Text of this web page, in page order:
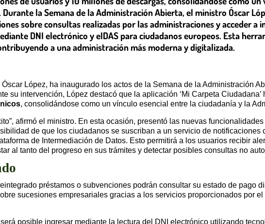
la Semana de la Administración Abierta, el ministro Óscar
sobre consultas realizadas por las administraciones y acceder a
DNI electrónico y eIDAS para ciudadanos europeos. Esta
a una administración más moderna y digitalizada.
López, ha inaugurado los actos de la Semana de la Administración
su intervención, López destacó que la aplicación ‘Mi Carpeta Ciudadana’
, consolidándose como un vínculo esencial entre la ciudadanía y la
afirmó el ministro. En esta ocasión, presentó las nuevas
de que los ciudadanos se suscriban a un servicio de notificaciones
de Intermediación de Datos. Esto permitirá a los usuarios recibir
al tanto del progreso en sus trámites y detectar posibles consultas no
préstamos o subvenciones podrán consultar su estado de pago
sucesiones empresariales gracias a los servicios proporcionados por
posible ingresar mediante la lectura del DNI electrónico utilizando